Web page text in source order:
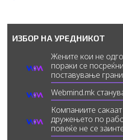
ИЗБОР НА УРЕДНИКОТ
Жените кои не
пораки се
поставување
Webmind.mk
Компаниите
дружењето по
повеќе не се